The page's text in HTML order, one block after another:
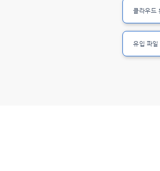
클라우드
유입 파일